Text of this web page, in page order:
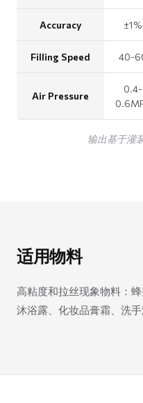
Accuracy ±1%
Filling Speed 40-
Air Pressure
0.4-
输出基于灌
适用物料
高粘度和拉丝现象物料：
沐浴露、化妆品膏霜、洗